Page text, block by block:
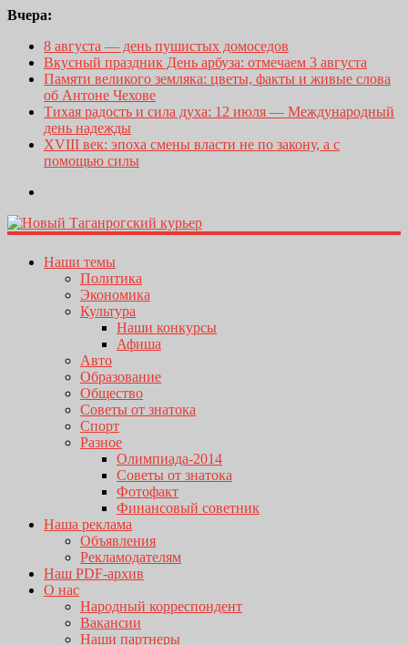
Вчера:
8 августа — день пушистых домоседов
Вкусный праздник День арбуза: отмечаем 3 августа
Памяти великого земляка: цветы, факты и живые слова
об Антоне Чехове
Тихая радость и сила духа: 12 июля — Международный
день надежды
XVIII век: эпоха смены власти не по закону, а с
помощью силы
Наши темы
Политика
Экономика
Культура
Наши конкурсы
Афиша
Авто
Образование
Общество
Советы от знатока
Спорт
Разное
Олимпиада-2014
Советы от знатока
Фотофакт
Финансовый советник
Наша реклама
Объявления
Рекламодателям
Наш PDF-архив
О нас
Народный корреспондент
Вакансии
Наши партнеры